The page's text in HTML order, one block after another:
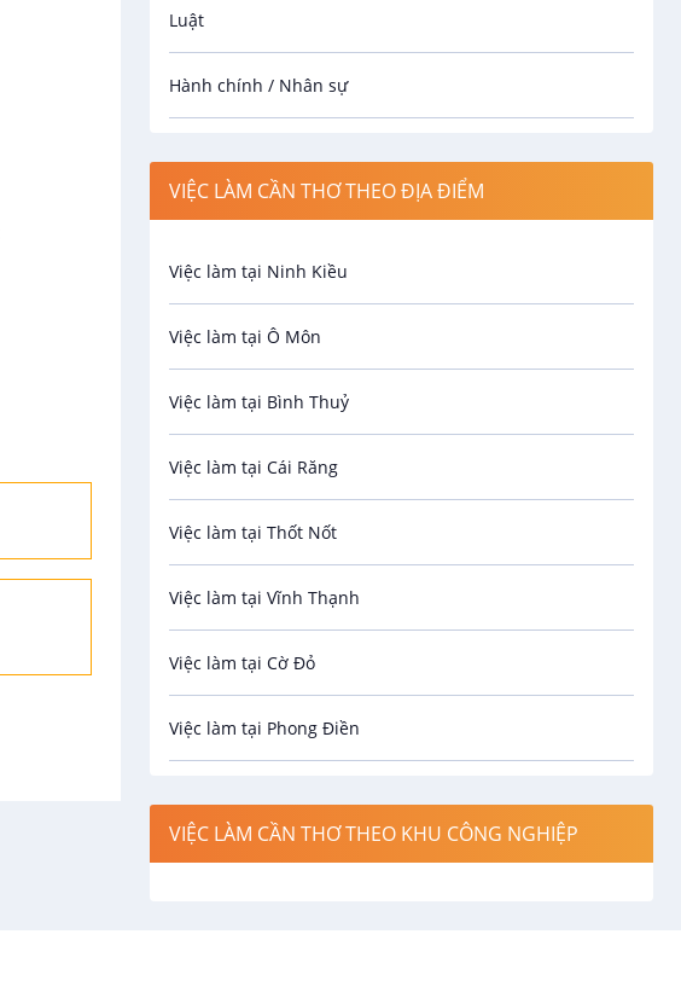
Luật
Hành chính / Nhân sự
Spa
Bảo Vệ
An toàn lao động
Bảo hiểm
Biên phiên dịch
Bưu chính viễn thông
Cơ khí
Công nghệ sinh học
Công nghệ thực phẩm
Điện / Điện tử / Điện lạnh
Hàng hải / Hàng không
VIỆC LÀM CẦN THƠ THEO ĐỊA ĐIỂM
Việc làm tại Ninh Kiều
Việc làm tại Ô Môn
Việc làm tại Bình Thuỷ
Việc làm tại Cái Răng
Việc làm tại Thốt Nốt
Việc làm tại Vĩnh Thạnh
Việc làm tại Cờ Đỏ
Việc làm tại Phong Điền
Việc làm tại Cái Khế
VIỆC LÀM CẦN THƠ THEO KHU CÔNG NGHIỆP